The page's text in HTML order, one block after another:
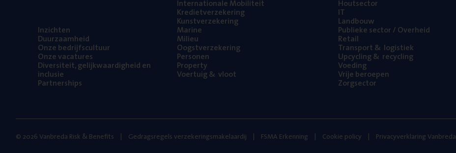
Inzich­ten
Duur­zaam­heid
Onze bedrijfs­cul­tuur
Onze vaca­tu­res
Diver­si­teit, gelijk­waar­dig­heid en
inclusie
Part­ner­ships
Inter­na­ti­o­na­le Mobiliteit
Kre­diet­ver­ze­ke­ring
Kunst­ver­ze­ke­ring
Mari­ne
Mili­eu
Oogst­ver­ze­ke­ring
Per­so­nen
Pro­per­ty
Voer­tuig& vloot
Hout­sec­tor
IT
Land­bouw
Publie­ke sec­tor / Overheid
Retail
Trans­port& logistiek
Upcy­cling& recycling
Voe­ding
Vrije beroe­pen
Zorg­sec­tor
© 2026 Vanbreda Risk & Benefits Gedragsregels verzekeringsmakelaardij FSMA Erkenning Cookie policy Privacyverklaring Vanbreda